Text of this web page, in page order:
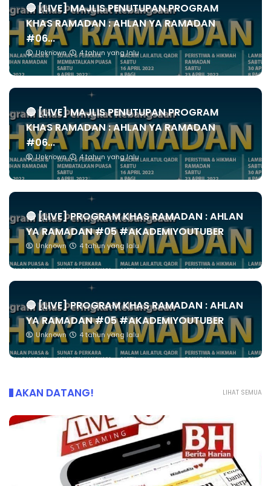
🔴 [LIVE] MAJLIS PENUTUPAN PROGRAM
KHAS RAMADAN : AHLAN YA RAMADAN
#06...
Unknown 4 tahun yang lalu
🔴 [LIVE] MAJLIS PENUTUPAN PROGRAM
KHAS RAMADAN : AHLAN YA RAMADAN
#06...
Unknown 4 tahun yang lalu
🔴 [LIVE] PROGRAM KHAS RAMADAN : AHLAN
YA RAMADAN #05 #AKADEMIYOUTUBER
Unknown 4 tahun yang lalu
🔴 [LIVE] PROGRAM KHAS RAMADAN : AHLAN
YA RAMADAN #05 #AKADEMIYOUTUBER
Unknown 4 tahun yang lalu
LIHAT SEMUA
AKAN DATANG!